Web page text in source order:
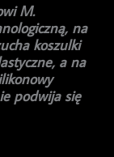
M.
na
koszulki
a na
podwija się